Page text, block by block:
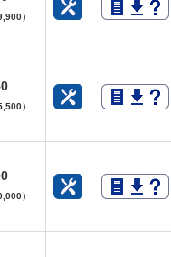
）
）
）